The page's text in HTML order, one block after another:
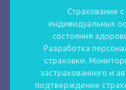
Страхование
индивидуальных
состояния
Разработка
страховки.
застрахованного и
подтверждение